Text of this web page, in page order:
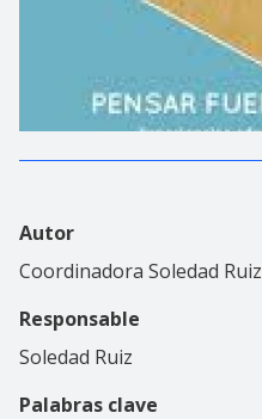
Autor
Coordinadora Soledad Ruiz
Responsable
Soledad Ruiz
Palabras clave